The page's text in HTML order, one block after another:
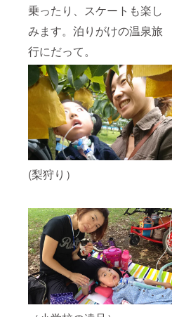
乗ったり、スケートも楽し
みます。泊りがけの温泉旅
行にだって。
(梨狩り）